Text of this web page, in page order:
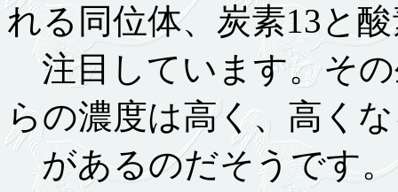
れる同位体、炭素13と
注目しています。そ
らの濃度は高く、高く
があるのだそうです。